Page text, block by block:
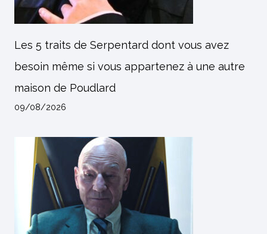
Les 5 traits de Serpentard dont vous avez
besoin même si vous appartenez à une autre
maison de Poudlard
09/08/2026